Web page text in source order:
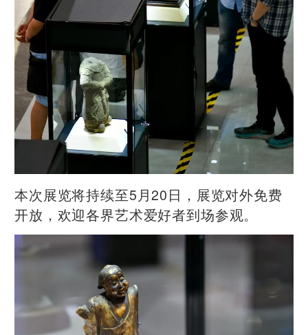
本次展览将持续至5月20日，展览对外免费
开放，欢迎各界艺术爱好者到场参观。